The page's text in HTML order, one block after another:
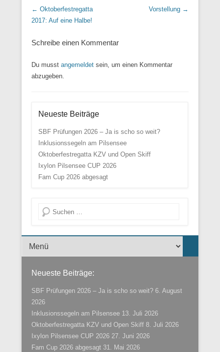
Beitrags Übersicht
← Oktoberfestregatta
2017: Auf eine Halbe!
Vorstellung →
Schreibe einen Kommentar
Du musst angemeldet sein, um einen Kommentar
abzugeben.
Neueste Beiträge
SBF Prüfungen 2026 – Ja is scho so weit?
Inklusionssegeln am Pilsensee
Oktoberfestregatta KZV und Open Skiff
Ixylon Pilsensee CUP 2026
Fam Cup 2026 abgesagt
Suche
Menü der Fußzeile
Neueste Beiträge:
SBF Prüfungen 2026 – Ja is scho so weit? 6. August
2026
Inklusionssegeln am Pilsensee 13. Juli 2026
Oktoberfestregatta KZV und Open Skiff 8. Juli 2026
Ixylon Pilsensee CUP 2026 27. Juni 2026
Fam Cup 2026 abgesagt 31. Mai 2026